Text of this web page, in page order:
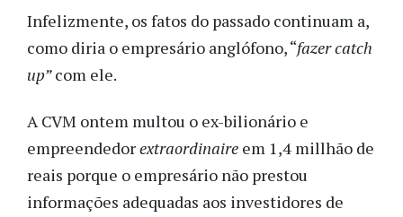
Infelizmente, os fatos do passado continuam a,
como diria o empresário anglófono, “fazer catch
up”com ele.
A CVM ontem multou o ex-bilionário e
empreendedorextraordinaire em 1,4 millhão de
reais porque o empresário não prestou
informações adequadas aos investidores de